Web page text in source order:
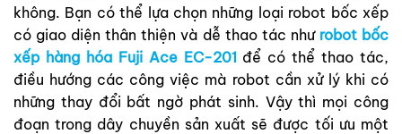
không. Bạn có thể lựa chọn những loại robot bốc xếp
có giao diện thân thiện và dễ thao tác như robot bốc
xếp hàng hóa Fuji Ace EC-201 để có thể thao tác,
điều hướng các công việc mà robot cần xử lý khi có
những thay đổi bất ngờ phát sinh. Vậy thì mọi công
đoạn trong dây chuyền sản xuất sẽ được tối ưu một